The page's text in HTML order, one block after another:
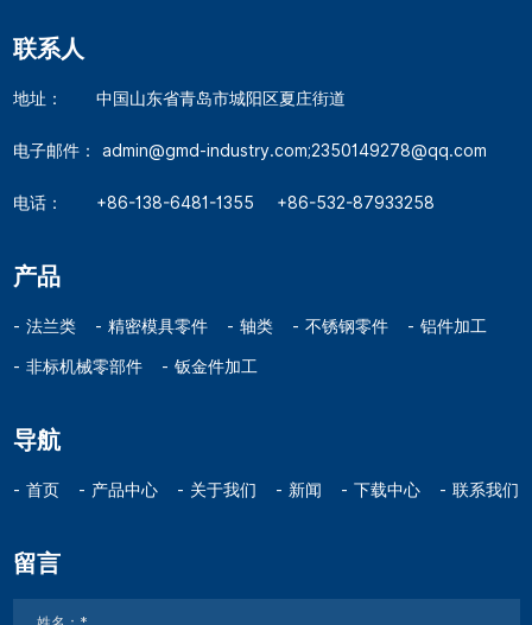
联系人
地址： 中国山东省青岛市城阳区夏庄街道
电子邮件： admin@gmd-industry.com;2350149278@qq.com
电话： +86-138-6481-1355 +86-532-87933258
产品
法兰类 精密模具零件 轴类 不锈钢零件 铝件加工
非标机械零部件 钣金件加工
导航
首页 产品中心 关于我们 新闻 下载中心 联系我们
留言